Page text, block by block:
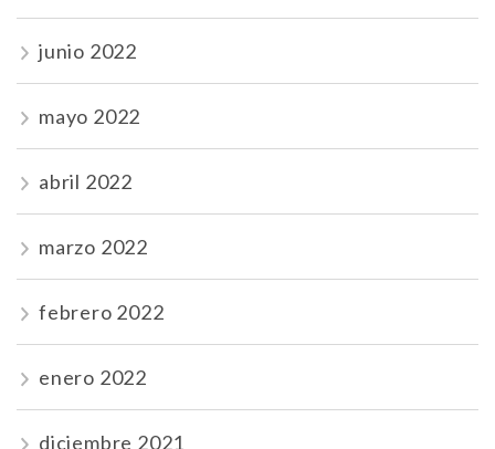
junio 2022
mayo 2022
abril 2022
marzo 2022
febrero 2022
enero 2022
diciembre 2021